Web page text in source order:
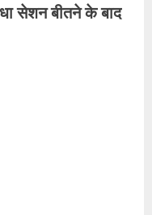
सेशन बीतने के बाद